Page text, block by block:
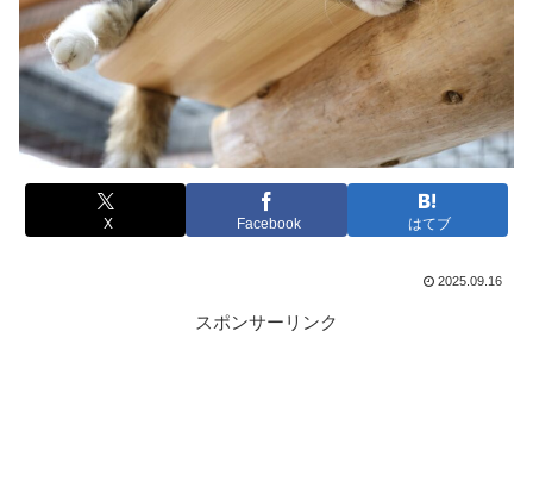
X Facebook はてブ
2025.09.16
スポンサーリンク